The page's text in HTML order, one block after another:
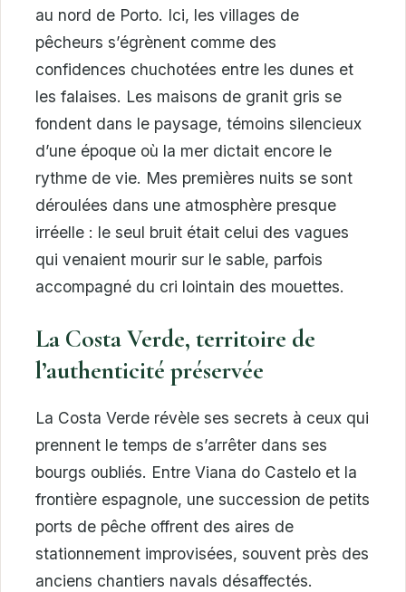
au nord de Porto. Ici, les villages de
pêcheurs s’égrènent comme des
confidences chuchotées entre les dunes et
les falaises. Les maisons de granit gris se
fondent dans le paysage, témoins silencieux
d’une époque où la mer dictait encore le
rythme de vie. Mes premières nuits se sont
déroulées dans une atmosphère presque
irréelle : le seul bruit était celui des vagues
qui venaient mourir sur le sable, parfois
accompagné du cri lointain des mouettes.
La Costa Verde, territoire de
l’authenticité préservée
La Costa Verde révèle ses secrets à ceux qui
prennent le temps de s’arrêter dans ses
bourgs oubliés. Entre Viana do Castelo et la
frontière espagnole, une succession de petits
ports de pêche offrent des aires de
stationnement improvisées, souvent près des
anciens chantiers navals désaffectés.